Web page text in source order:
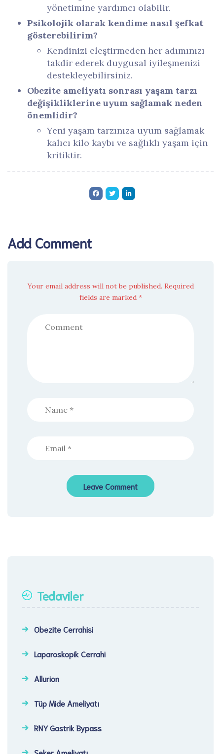
yönetimine yardımcı olabilir.
Psikolojik olarak kendime nasıl şefkat
gösterebilirim?
Kendinizi eleştirmeden her adımınızı
takdir ederek duygusal iyileşmenizi
destekleyebilirsiniz.
Obezite ameliyatı sonrası yaşam tarzı
değişikliklerine uyum sağlamak neden
önemlidir?
Yeni yaşam tarzınıza uyum sağlamak
kalıcı kilo kaybı ve sağlıklı yaşam için
kritiktir.
Add Comment
Your email address will not be published. Required
fields are marked *
Tedaviler
Obezite Cerrahisi
Laparoskopik Cerrahi​
Allurion
Tüp Mide Ameliyatı
RNY Gastrik Bypass